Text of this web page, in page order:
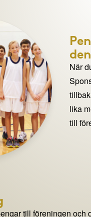
När
lika
till
till föreningen och